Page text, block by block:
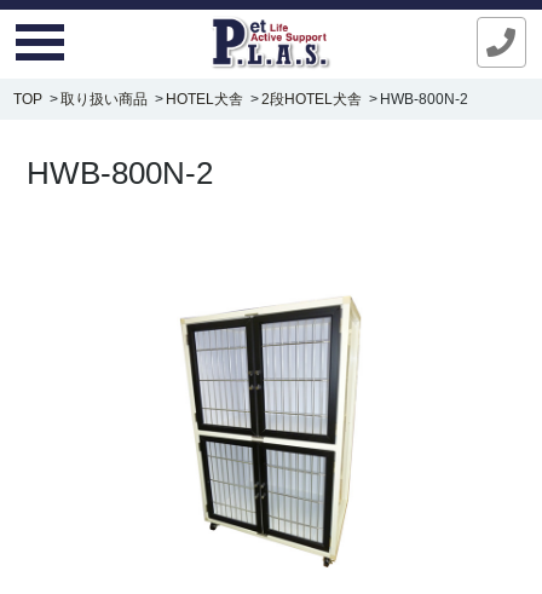
TOP 取り扱い商品 HOTEL犬舎 2段HOTEL犬舎 HWB-800N-2
HWB-800N-2